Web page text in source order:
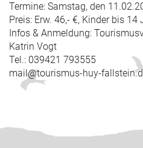
Termine: Samstag, den
Preis: Erw. 46,- €, Kinder bis 14
Infos & Anmeldung:
Katrin Vogt
Tel.: 039421 793555
mail@tourismus-huy-